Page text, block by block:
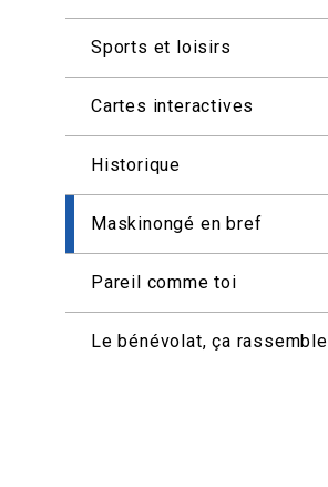
Sports et loisirs
Cartes interactives
Historique
Maskinongé en bref
Pareil comme toi
Le bénévolat, ça rassemble